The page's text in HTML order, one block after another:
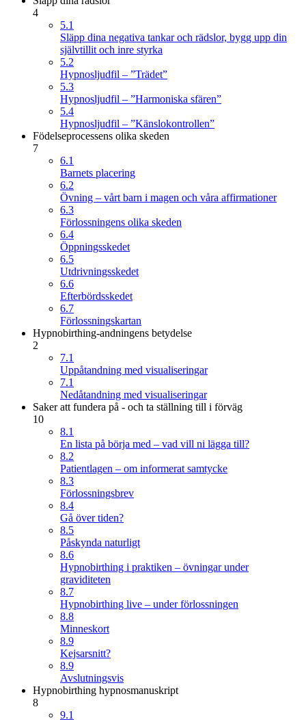
4
5.1
Släpp dina negativa tankar och rädslor, bygg upp din
självtillit och inre styrka
5.2
Hypnosljudfil – ”Trädet”
5.3
Hypnosljudfil – ”Harmoniska sfären”
5.4
Hypnosljudfil – ”Känslokontrollen”
Födelseprocessens olika skeden
7
6.1
Barnets placering
6.2
Övning – vårt barn i magen och våra affirmationer
6.3
Förlossningens olika skeden
6.4
Öppningsskedet
6.5
Utdrivningsskedet
6.6
Efterbördsskedet
6.7
Förlossningskartan
Hypnobirthing-andningens betydelse
2
7.1
Uppåtandning med visualiseringar
7.1
Nedåtandning med visualiseringar
Saker att fundera på - och ta ställning till i förväg
10
8.1
En lista på börja med – vad vill ni lägga till?
8.2
Patientlagen – om informerat samtycke
8.3
Förlossningsbrev
8.4
Gå över tiden?
8.5
Påskynda naturligt
8.6
Hypnobirthing i praktiken – övningar under
graviditeten
8.7
Hypnobirthing live – under förlossningen
8.8
Minneskort
8.9
Kejsarsnitt?
8.9
Avslutningsvis
Hypnobirthing hypnosmanuskript
8
9.1